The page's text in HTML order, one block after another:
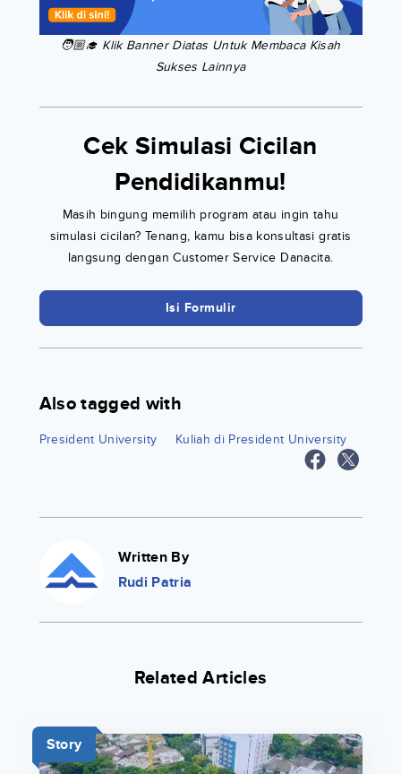
🧑🏼‍🎓 Klik Banner Diatas Untuk Membaca Kisah
Sukses Lainnya
Cek Simulasi Cicilan
Pendidikanmu!
Masih bingung memilih program atau ingin tahu
simulasi cicilan? Tenang, kamu bisa konsultasi gratis
langsung dengan Customer Service Danacita.
Isi Formulir
Also tagged with
President University Kuliah di President University
Written By
Rudi Patria
Related Articles
Story